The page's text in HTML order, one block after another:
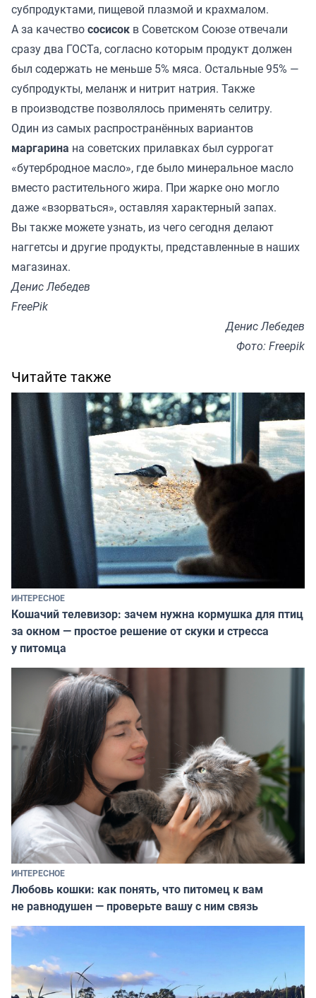
субпродуктами, пищевой плазмой и крахмалом.
А за качествососисок в Советском Союзе отвечали
сразу два ГОСТа, согласно которым продукт должен
был содержать не меньше 5% мяса. Остальные 95% —
субпродукты, меланж и нитрит натрия. Также
в производстве позволялось применять селитру.
Один из самых распространённых вариантов
маргарина на советских прилавках был суррогат
«бутербродное масло», где было минеральное масло
вместо растительного жира. При жарке оно могло
даже «взорваться», оставляя характерный запах.
Вы также можетеузнать, из чего сегодня делают
наггетсы и другие продукты, представленные в наших
магазинах.
Денис Лебедев
FreePik
Денис Лебедев
Фото: Freepik
Читайте также
ИНТЕРЕСНОЕ
Кошачий телевизор: зачем нужна кормушка для птиц
за окном — простое решение от скуки и стресса
у питомца
ИНТЕРЕСНОЕ
Любовь кошки: как понять, что питомец к вам
не равнодушен — проверьте вашу с ним связь